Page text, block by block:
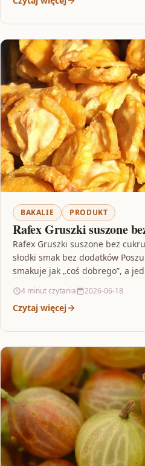
BAKALIE PRODUKT
Rafex Gruszki suszone
Rafex Gruszki suszone bez
słodki smak bez dodatków
smakuje jak „coś dobrego”, a
4 minut czytania 2026-06-18
Czytaj więcej